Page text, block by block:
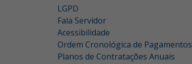
LGPD
Fala Servidor
Acessibilidade
Ordem Cronológica de Pagamentos
Planos de Contratações Anuais